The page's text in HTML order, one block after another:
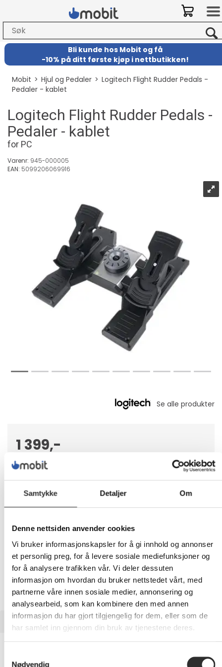
Samtykke Detaljer Om
Denne nettsiden anvender cookies
Vi bruker informasjonskapsler for å gi innhold og annonser
et personlig preg, for å levere sosiale mediefunksjoner og
for å analysere trafikken vår. Vi deler dessuten
informasjon om hvordan du bruker nettstedet vårt, med
partnerne våre innen sosiale medier, annonsering og
analysearbeid, som kan kombinere den med annen
informasjon du har gjort tilgjengelig for dem, eller som de
har samlet inn gjennom din bruk av tjenestene deres.
Nødvendig
Bli kunde hos Mobit og få
-10% på ditt første kjøp i nettbutikken!
Mobit>Hjul og Pedaler>Logitech Flight Rudder Pedals -
Pedaler - kablet
Logitech Flight Rudder Pedals -
Pedaler - kablet
for PC
Varenr: 945-000005
EAN: 5099206069916
1 399,-
- +
LEGG I HANDLEVOGN
Nettlager: Ikke på lager (estimert dager)
BESKRIVELSE